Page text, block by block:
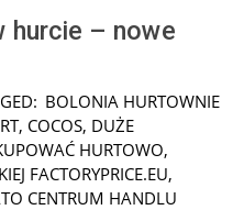
hurcie – nowe
BOLONIA HURTOWNIE
, COCOS, DUŻE
HURTOWO,
FACTORYPRICE.EU,
CENTRUM HANDLU